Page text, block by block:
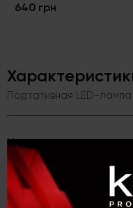
640 грн
Портативная LED-лампа
Мощность 9 Вт
Вид товара
Категория УФ